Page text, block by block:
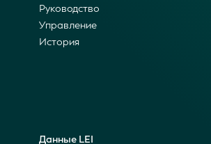
Руководство
Управление
История
Данные LEI